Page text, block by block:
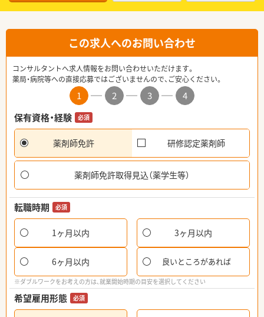
この求人へのお問い合わせ
コンサルタントへ求人情報をお問い合わせいただけます。
薬局・病院等への直接応募ではございませんので、ご安心ください。
1 2 3
4
保有資格・経験
必須
薬剤師免許 研修認定薬剤師
薬剤師免許取得見込（薬学生等）
転職時期 必須
1ヶ月以内 3ヶ月以内
6ヶ月以内 良いところがあれば
※ダブルワークをお考えの方は、就業開始時期の目安を選択してください
希望雇用形態 必須